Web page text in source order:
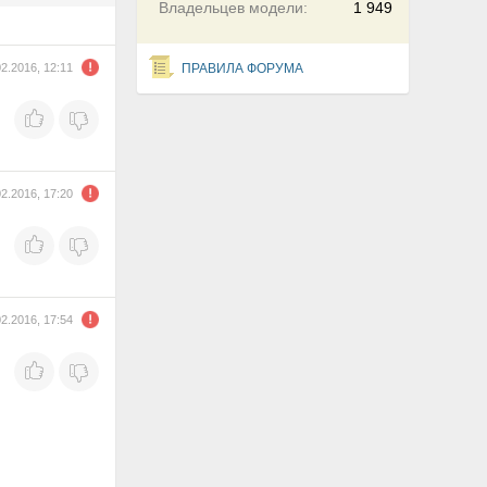
1 949
Владельцев модели:
ПРАВИЛА ФОРУМА
12:11
17:20
17:54